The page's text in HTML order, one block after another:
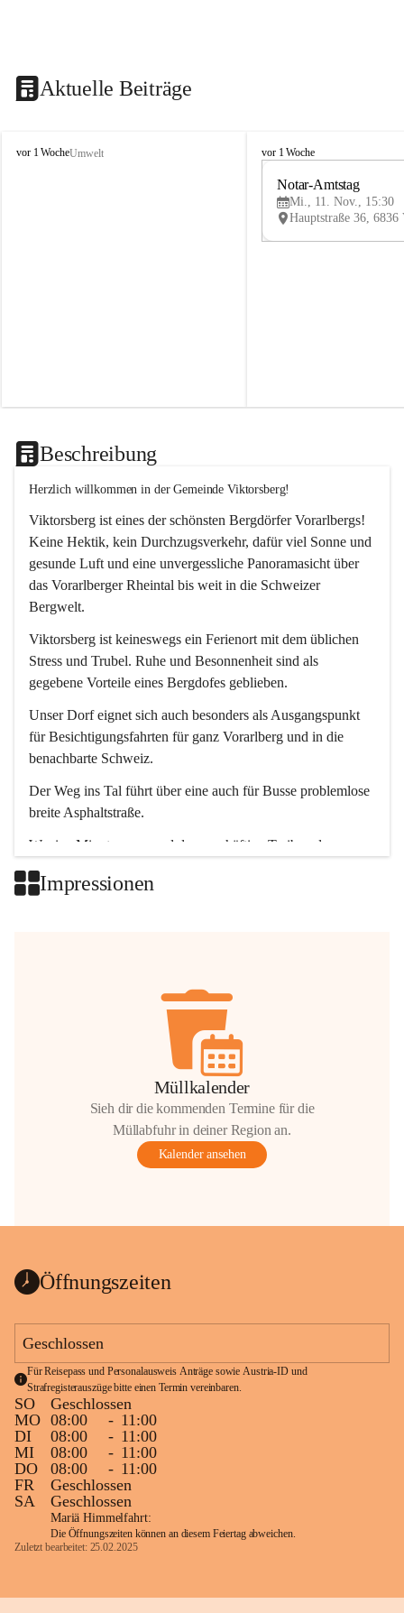
Aktuelle Beiträge
V
vor 1 WocheUmwelt
V
vor 1 Woche
Notar-Amtstag
Mi., 11. Nov., 15:30
Beschreibung
Herzlich willkommen in der Gemeinde Viktorsberg!
Viktorsberg ist eines der schönsten Bergdörfer Vorarlbergs!
Keine Hektik, kein Durchzugsverkehr, dafür viel Sonne und
gesunde Luft und eine unvergessliche Panoramasicht über
das Vorarlberger Rheintal bis weit in die Schweizer
Bergwelt.
Viktorsberg ist keineswegs ein Ferienort mit dem üblichen
Stress und Trubel. Ruhe und Besonnenheit sind als
gegebene Vorteile eines Bergdofes geblieben.
Unser Dorf eignet sich auch besonders als Ausgangspunkt
für Besichtigungsfahrten für ganz Vorarlberg und in die
benachbarte Schweiz.
Der Weg ins Tal führt über eine auch für Busse problemlose
breite Asphaltstraße.
Wenige Minuten nur, und das geschäftige Treiben der
Impressionen
Müllkalender
Sieh dir die kommenden Termine für die
Müllabfuhr in deiner Region an.
Kalender ansehen
Öffnungszeiten
Geschlossen
Für Reisepass und Personalausweis Anträge sowie Austria-ID und
Strafregisterauszüge bitte einen Termin vereinbaren.
SO
Geschlossen
MO 08:00 - 11:00
DI
08:00 - 11:00
MI
08:00 - 11:00
DO
08:00 - 11:00
FR
Geschlossen
SA
Geschlossen
Mariä Himmelfahrt:
Die Öffnungszeiten können an diesem Feiertag abweichen.
Zuletzt bearbeitet: 25.02.2025